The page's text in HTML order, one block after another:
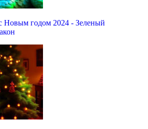
Новым годом 2024 - Зеленый